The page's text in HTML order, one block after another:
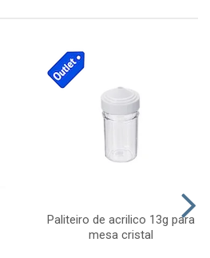
Paliteiro de acrilico 13g para
mesa cristal